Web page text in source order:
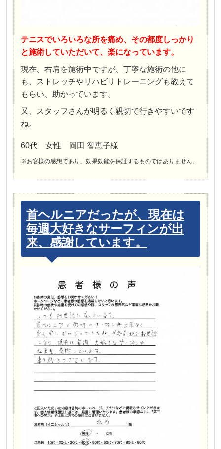
テニスでいろいろな所を痛め、 その都度しっかり
と施術していただいて、楽になっています。
現在、右肩を施術中ですが、丁寧な施術の他に
も、ストレッチやリハビリトレーニングも教えて
もらい、助かっています。
又、スタッフさんが明るく親切で行きやすいです
ね。
60代 女性 岡田 智恵子様
※お客様の感想であり、効果効能を保証するものではありません。
首ヘルニアだったが、現在は
毎週大好きなサーフィンが出
来、感謝しています。